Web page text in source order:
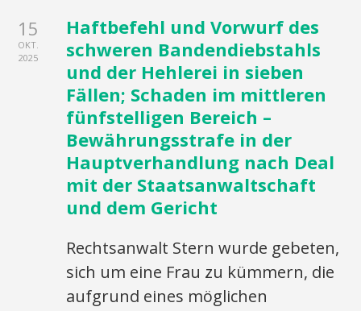
15
OKT.
2025
Haftbefehl und Vorwurf des
schweren Bandendiebstahls
und der Hehlerei in sieben
Fällen; Schaden im mittleren
fünfstelligen Bereich –
Bewährungsstrafe in der
Hauptverhandlung nach Deal
mit der Staatsanwaltschaft
und dem Gericht
Rechtsanwalt Stern wurde gebeten,
sich um eine Frau zu kümmern, die
aufgrund eines möglichen